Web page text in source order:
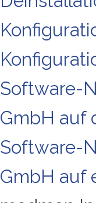
Software-
GmbH auf
Software-
GmbH auf